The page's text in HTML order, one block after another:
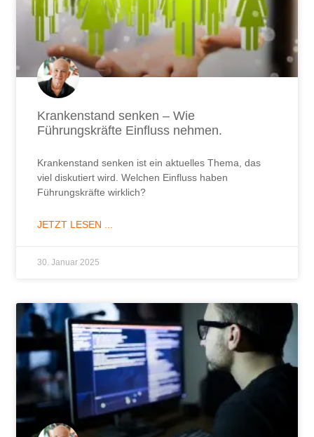
Krankenstand senken – Wie
Führungskräfte Einfluss nehmen.
Krankenstand senken ist ein aktuelles Thema, das
viel diskutiert wird. Welchen Einfluss haben
Führungskräfte wirklich?
JETZT LESEN ...
30. Januar 2025